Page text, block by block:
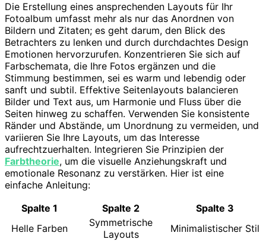
Die Erstellung eines ansprechenden Layouts für Ihr
Fotoalbum umfasst mehr als nur das Anordnen von
Bildern und Zitaten; es geht darum, den Blick des
Betrachters zu lenken und durch durchdachtes Design
Emotionen hervorzurufen. Konzentrieren Sie sich auf
Farbschemata, die Ihre Fotos ergänzen und die
Stimmung bestimmen, sei es warm und lebendig oder
sanft und subtil. Effektive Seitenlayouts balancieren
Bilder und Text aus, um Harmonie und Fluss über die
Seiten hinweg zu schaffen. Verwenden Sie konsistente
Ränder und Abstände, um Unordnung zu vermeiden, und
variieren Sie Ihre Layouts, um das Interesse
aufrechtzuerhalten. Integrieren Sie Prinzipien der
Farbtheorie, um die visuelle Anziehungskraft und
emotionale Resonanz zu verstärken. Hier ist eine
einfache Anleitung:
Spalte 1
Spalte 2
Spalte 3
Helle Farben
Symmetrische
Layouts
Minimalistischer Stil